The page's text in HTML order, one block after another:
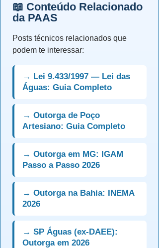
📖 Conteúdo Relacionado
da PAAS
Posts técnicos relacionados que
podem te interessar:
→ Lei 9.433/1997 — Lei das
Águas: Guia Completo
→ Outorga de Poço
Artesiano: Guia Completo
→ Outorga em MG: IGAM
Passo a Passo 2026
→ Outorga na Bahia: INEMA
2026
→ SP Águas (ex-DAEE):
Outorga em 2026